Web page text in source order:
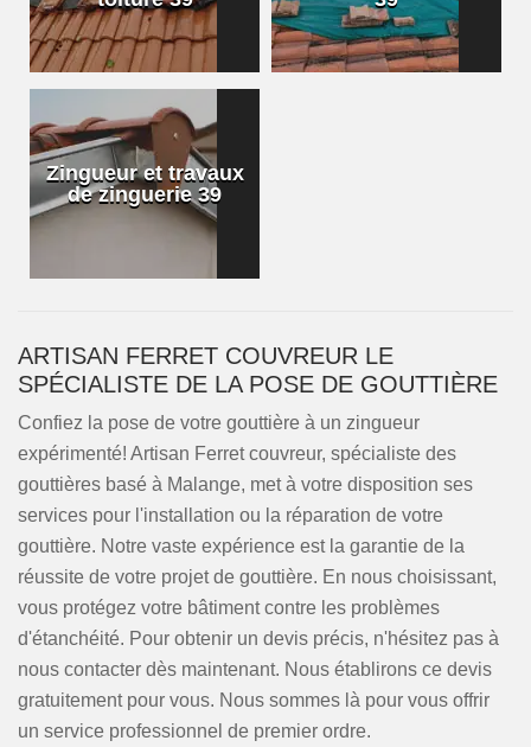
Zingueur et travaux
de zinguerie 39
ARTISAN FERRET COUVREUR LE
SPÉCIALISTE DE LA POSE DE GOUTTIÈRE
Confiez la pose de votre gouttière à un zingueur
expérimenté! Artisan Ferret couvreur, spécialiste des
gouttières basé à Malange, met à votre disposition ses
services pour l'installation ou la réparation de votre
gouttière. Notre vaste expérience est la garantie de la
réussite de votre projet de gouttière. En nous choisissant,
vous protégez votre bâtiment contre les problèmes
d'étanchéité. Pour obtenir un devis précis, n'hésitez pas à
nous contacter dès maintenant. Nous établirons ce devis
gratuitement pour vous. Nous sommes là pour vous offrir
un service professionnel de premier ordre.